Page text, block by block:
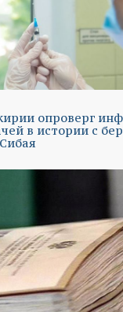
опроверг
в истории с